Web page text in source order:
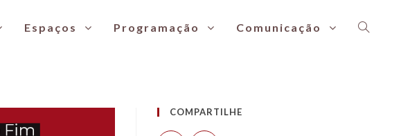
Espaços Programação Comunicação
as Pessoas Imigrantes
COMPARTILHE